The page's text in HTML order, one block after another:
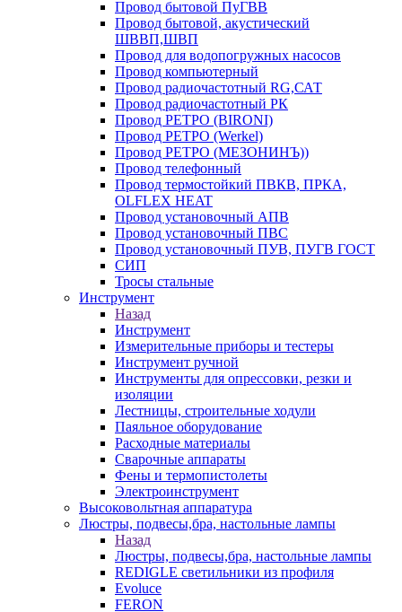
Провод бытовой ПуГВВ
Провод бытовой, акустический
ШВВП,ШВП
Провод для водопогружных насосов
Провод компьютерный
Провод радиочастотный RG,САТ
Провод радиочастотный РК
Провод РЕТРО (BIRONI)
Провод РЕТРО (Werkel)
Провод РЕТРО (МЕЗОНИНЪ))
Провод телефонный
Провод термостойкий ПВКВ, ПРКА,
OLFLEX HEAT
Провод установочный АПВ
Провод установочный ПВС
Провод установочный ПУВ, ПУГВ ГОСТ
СИП
Тросы стальные
Инструмент
Назад
Инструмент
Измерительные приборы и тестеры
Инструмент ручной
Инструменты для опрессовки, резки и
изоляции
Лестницы, строительные ходули
Паяльное оборудование
Расходные материалы
Сварочные аппараты
Фены и термопистолеты
Электроинструмент
Высоковольтная аппаратура
Люстры, подвесы,бра, настольные лампы
Назад
Люстры, подвесы,бра, настольные лампы
REDIGLE светильники из профиля
Evoluce
FERON